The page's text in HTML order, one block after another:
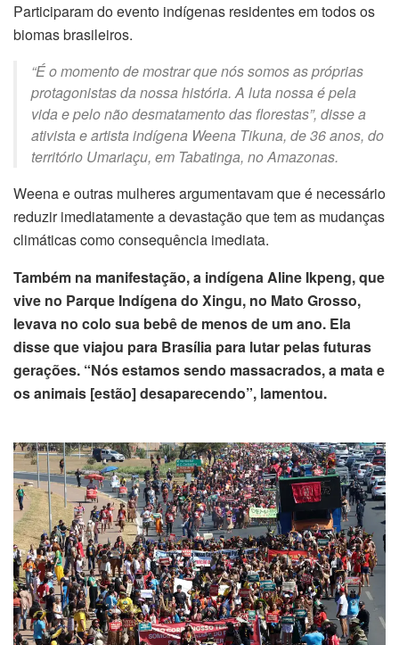
panel
panel
Panel
panel
panel
panel
panel
panel
panel
panel
panel
panel
panel
panel
panel
Participaram do evento indígenas residentes em todos os
biomas brasileiros.
“É o momento de mostrar que nós somos as próprias
protagonistas da nossa história. A luta nossa é pela
vida e pelo não desmatamento das florestas”, disse a
ativista e artista indígena Weena Tikuna, de 36 anos, do
território Umariaçu, em Tabatinga, no Amazonas.
Weena e outras mulheres argumentavam que é necessário
reduzir imediatamente a devastação que tem as mudanças
climáticas como consequência imediata.
Também na manifestação, a indígena Aline Ikpeng, que
vive no Parque Indígena do Xingu, no Mato Grosso,
levava no colo sua bebê de menos de um ano. Ela
disse que viajou para Brasília para lutar pelas futuras
gerações. “Nós estamos sendo massacrados, a mata e
os animais [estão] desaparecendo”, lamentou.